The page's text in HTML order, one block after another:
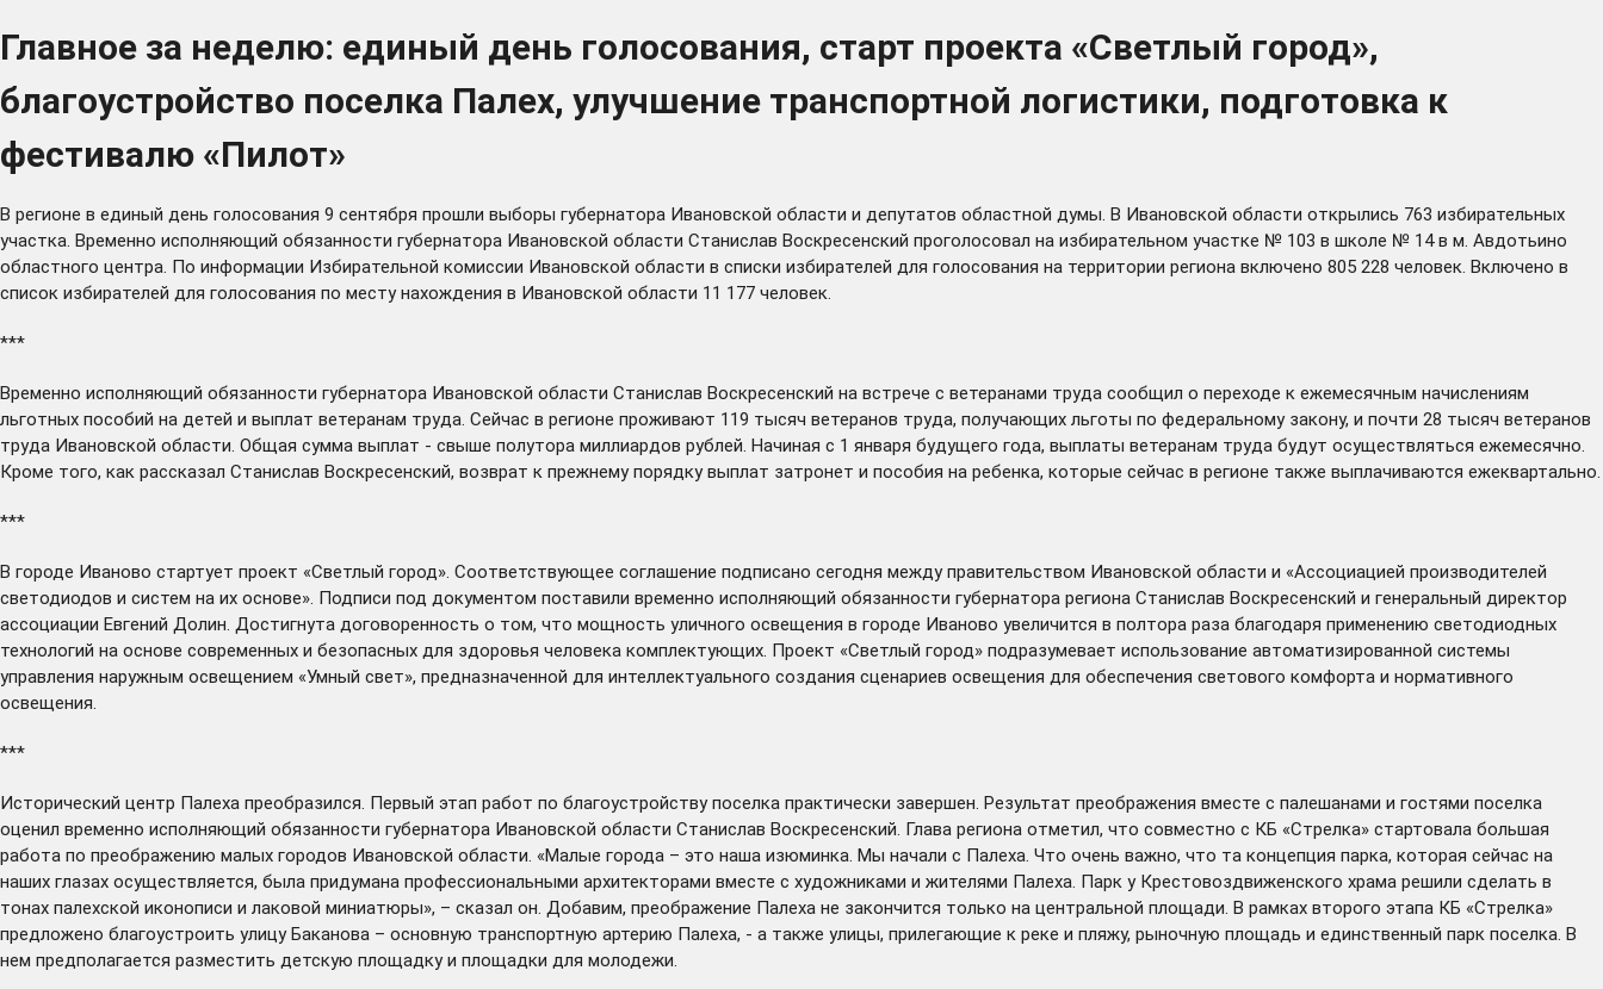
Главное за неделю: единый день голосования, старт проекта «Светлый город»,
благоустройство поселка Палех, улучшение транспортной логистики, подготовка к
фестивалю «Пилот»
В регионе в единый день голосования 9 сентября прошли выборы губернатора Ивановской области и депутатов областной думы. В Ивановской области открылись 763 избирательных
участка. Временно исполняющий обязанности губернатора Ивановской области Станислав Воскресенский проголосовал на избирательном участке № 103 в школе № 14 в м. Авдотьино
областного центра. По информации Избирательной комиссии Ивановской области в списки избирателей для голосования на территории региона включено 805 228 человек. Включено в
список избирателей для голосования по месту нахождения в Ивановской области 11 177 человек.
***
Временно исполняющий обязанности губернатора Ивановской области Станислав Воскресенский на встрече с ветеранами труда сообщил о переходе к ежемесячным начислениям
льготных пособий на детей и выплат ветеранам труда. Сейчас в регионе проживают 119 тысяч ветеранов труда, получающих льготы по федеральному закону, и почти 28 тысяч ветеранов
труда Ивановской области. Общая сумма выплат - свыше полутора миллиардов рублей. Начиная с 1 января будущего года, выплаты ветеранам труда будут осуществляться ежемесячно.
Кроме того, как рассказал Станислав Воскресенский, возврат к прежнему порядку выплат затронет и пособия на ребенка, которые сейчас в регионе также выплачиваются ежеквартально.
***
В городе Иваново стартует проект «Светлый город». Соответствующее соглашение подписано сегодня между правительством Ивановской области и «Ассоциацией производителей
светодиодов и систем на их основе». Подписи под документом поставили временно исполняющий обязанности губернатора региона Станислав Воскресенский и генеральный директор
ассоциации Евгений Долин. Достигнута договоренность о том, что мощность уличного освещения в городе Иваново увеличится в полтора раза благодаря применению светодиодных
технологий на основе современных и безопасных для здоровья человека комплектующих. Проект «Светлый город» подразумевает использование автоматизированной системы
управления наружным освещением «Умный свет», предназначенной для интеллектуального создания сценариев освещения для обеспечения светового комфорта и нормативного
освещения.
***
Исторический центр Палеха преобразился. Первый этап работ по благоустройству поселка практически завершен. Результат преображения вместе с палешанами и гостями поселка
оценил временно исполняющий обязанности губернатора Ивановской области Станислав Воскресенский. Глава региона отметил, что совместно с КБ «Стрелка» стартовала большая
работа по преображению малых городов Ивановской области. «Малые города – это наша изюминка. Мы начали с Палеха. Что очень важно, что та концепция парка, которая сейчас на
наших глазах осуществляется, была придумана профессиональными архитекторами вместе с художниками и жителями Палеха. Парк у Крестовоздвиженского храма решили сделать в
тонах палехской иконописи и лаковой миниатюры», – сказал он. Добавим, преображение Палеха не закончится только на центральной площади. В рамках второго этапа КБ «Стрелка»
предложено благоустроить улицу Баканова – основную транспортную артерию Палеха, - а также улицы, прилегающие к реке и пляжу, рыночную площадь и единственный парк поселка. В
нем предполагается разместить детскую площадку и площадки для молодежи.